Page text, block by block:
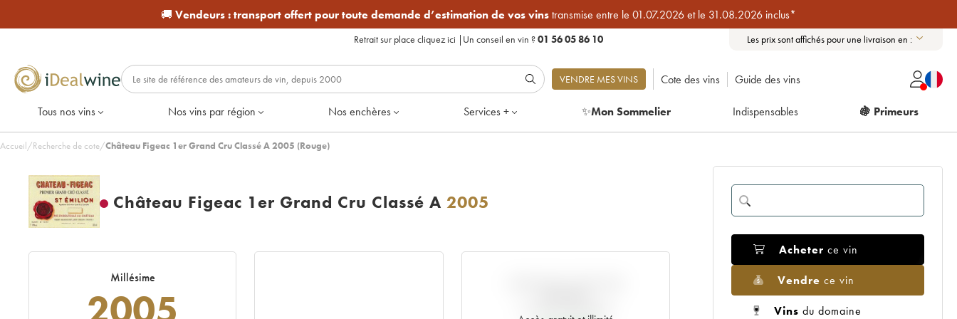
🚚 Vendeurs :transport offert pour toute demande d’estimation de vos vinstransmise entre le 01.07.2026 et le 31.08.2026 inclus*
Retrait sur place cliquez ici | Un conseil en vin ?01 56 05 86 10 Les prix sont affichés pour une livraison en :
VENDRE MES VINS Cote des vins Guide des vins
Tous nos vins Nos vins par région Nos enchères Services + ✨Mon Sommelier Indispensables 🍇 Primeurs
Accueil/Recherche de cote/Château Figeac 1er Grand Cru Classé A 2005 (Rouge)
Château Figeac 1er Grand Cru Classé A 2005
Millésime
Acheter ce vin
Vendre ce vin
Vins du domaine